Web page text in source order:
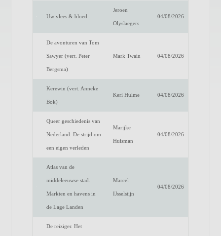
Uw vlees & bloed
Jeroen
Olyslaegers
04/08/2026
De avonturen van Tom
Sawyer (vert. Peter
Bergsma)
Mark Twain 04/08/2026
Kerewin (vert. Anneke
Bok)
Keri Hulme 04/08/2026
Queer geschiedenis van
Nederland. De strijd om
een eigen verleden
Marijke
Huisman
04/08/2026
Atlas van de
middeleeuwse stad.
Markten en havens in
de Lage Landen
Marcel
IJsselstijn
04/08/2026
De reiziger. Het